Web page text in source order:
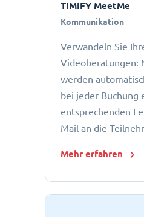
TIMIFY MeetMe
Kommunikation
Verwandeln Sie
Videoberatungen:
werden
bei jeder Buchung
entsprechenden
Mail an die
Mehr erfahren